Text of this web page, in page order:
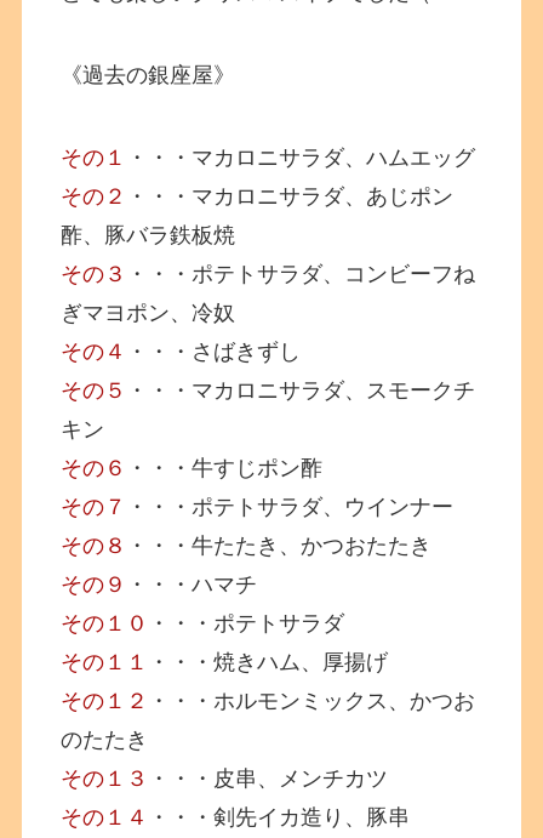
《過去の銀座屋》
その１ ・・・マカロニサラダ、ハムエッグ
その２ ・・・マカロニサラダ、あじポン
酢、豚バラ鉄板焼
その３ ・・・ポテトサラダ、コンビーフね
ぎマヨポン、冷奴
その４ ・・・さばきずし
その５ ・・・マカロニサラダ、スモークチ
キン
その６ ・・・牛すじポン酢
その７ ・・・ポテトサラダ、ウインナー
その８ ・・・牛たたき、かつおたたき
その９ ・・・ハマチ
その１０ ・・・ポテトサラダ
その１１ ・・・焼きハム、厚揚げ
その１２ ・・・ホルモンミックス、かつお
のたたき
その１３ ・・・皮串、メンチカツ
その１４ ・・・剣先イカ造り、豚串